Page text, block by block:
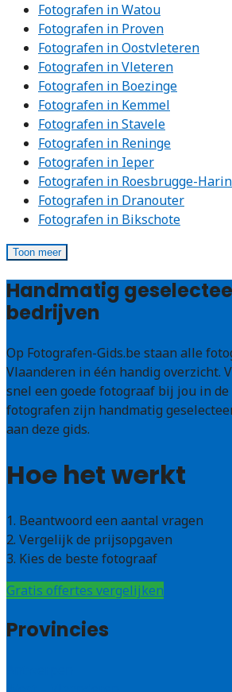
Fotografen in Watou
Fotografen in Proven
Fotografen in Oostvleteren
Fotografen in Vleteren
Fotografen in Boezinge
Fotografen in Kemmel
Fotografen in Stavele
Fotografen in Reninge
Fotografen in Ieper
Fotografen in Roesbrugge-
Fotografen in Dranouter
Fotografen in Bikschote
Toon meer
Handmatig
bedrijven
Op Fotografen-Gids.be staan alle
Vlaanderen in één handig overzicht.
snel een goede fotograaf bij jou in
fotografen zijn handmatig
aan deze gids.
Hoe het werkt
1. Beantwoord een aantal vragen
2. Vergelijk de prijsopgaven
3. Kies de beste fotograaf
Gratis offertes vergelijken
Provincies